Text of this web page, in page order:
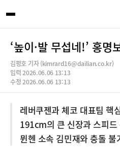
‘높이·발 무섭네!’ 홍
김평호 기자 (kimrard16@dailian.co.kr)
입력 2026.06.06 13:13
수정 2026.06.06 13:13
레버쿠젠과 체코 대표팀 핵
191cm의 큰 신장과 스피드
뮌헨 소속 김민재와 충돌 불